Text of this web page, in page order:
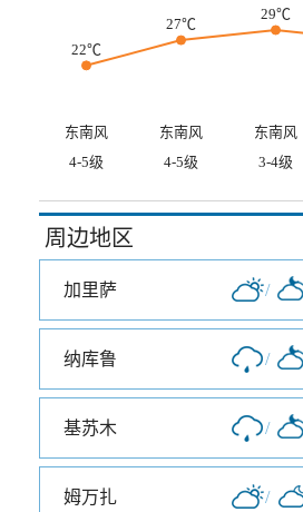
22℃
27℃
29℃
东南风 东南风 东南风
4-5级
4-5级 3-4级
周边地区
加里萨 /
纳库鲁 /
基苏木 /
姆万扎 /